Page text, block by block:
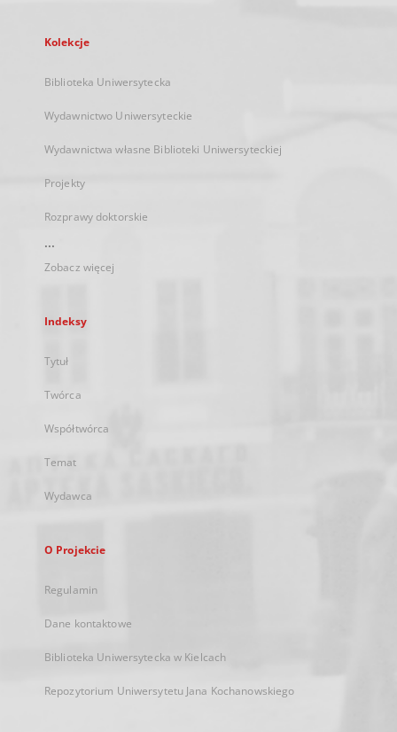
Kolekcje
Biblioteka Uniwersytecka
Wydawnictwo Uniwersyteckie
Wydawnictwa własne Biblioteki Uniwersyteckiej
Projekty
Rozprawy doktorskie
...
Zobacz więcej
Indeksy
Tytuł
Twórca
Współtwórca
Temat
Wydawca
O Projekcie
Regulamin
Dane kontaktowe
Biblioteka Uniwersytecka w Kielcach
Repozytorium Uniwersytetu Jana Kochanowskiego